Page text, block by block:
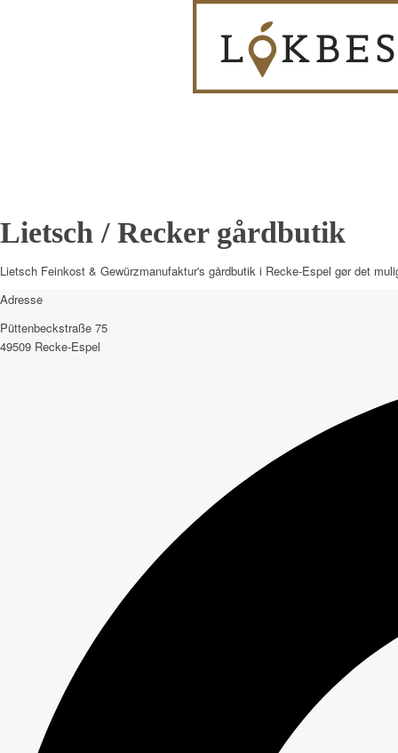
Lietsch / Recker gårdbutik
Lietsch Feinkost & Gewürzmanufaktur's gårdbutik i Recke-Espel gør det
Adresse
Püttenbeckstraße 75
49509 Recke-Espel